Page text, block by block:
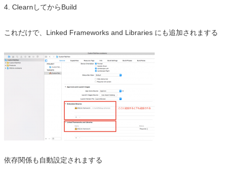
4. ClearnしてからBuild
これだけで、Linked Frameworks and Libraries にも追加されまする
依存関係も自動設定されまする